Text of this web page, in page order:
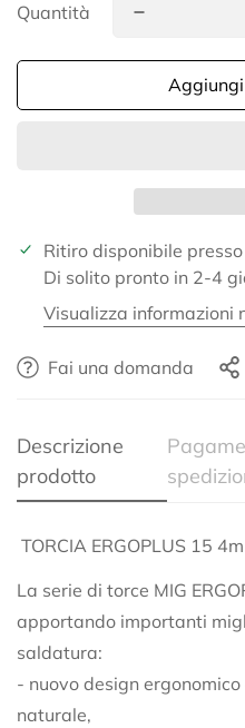
Quantità
Ritiro disponibile presso
Di solito pronto in 2-4
Visualizza informazioni
Fai una domanda
Descrizione
prodotto
TORCIA ERGOPLUS 15
La serie di torce MIG
apportando importanti
saldatura:
- nuovo design
naturale,
Confirm